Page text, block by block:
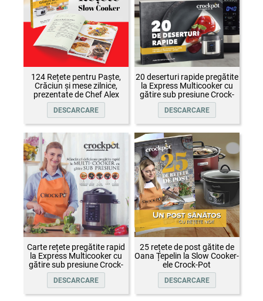
124 Rețete pentru Paște,
Crăciun și mese zilnice,
prezentate de Chef Alex
Cîrțu și invitații săi
DESCARCARE
20 deserturi rapide pregătite
la Express Multicooker cu
gătire sub presiune Crock-
Pot
DESCARCARE
Carte rețete pregătite rapid
la Express Multicooker cu
gătire sub presiune Crock-
Pot
DESCARCARE
25 rețete de post gătite de
Oana Țepelin la Slow Cooker-
ele Crock-Pot
DESCARCARE